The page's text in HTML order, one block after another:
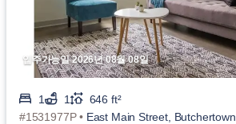
입주가능일 2026년 08월 08일
1 1
646 ft²
#1531977P • East Main Street, Butchertown